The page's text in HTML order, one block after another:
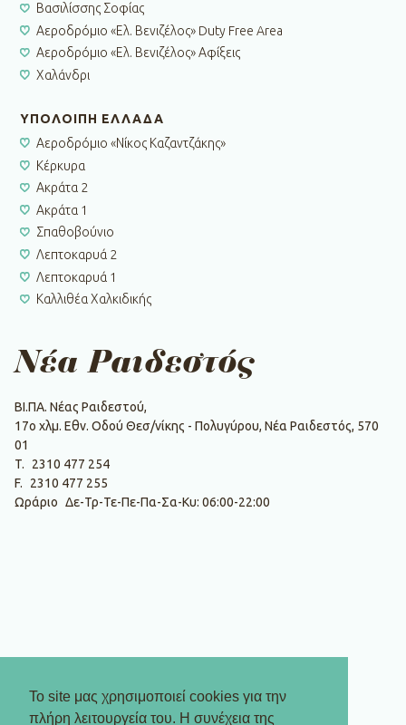
Το site μας χρησιμοποιεί cookies για την
πλήρη λειτουργεία του. Η συνέχεια της
Βασιλίσσης Σοφίας
Αεροδρόμιο «Ελ. Βενιζέλος» Duty Free Area
Αεροδρόμιο «Ελ. Βενιζέλος» Αφίξεις
Χαλάνδρι
ΥΠΟΛΟΙΠΗ ΕΛΛΑΔΑ
Αεροδρόμιο «Νίκος Καζαντζάκης»
Κέρκυρα
Ακράτα 2
Ακράτα 1
Σπαθοβούνιο
Λεπτοκαρυά 2
Λεπτοκαρυά 1
Καλλιθέα Χαλκιδικής
Νέα Ραιδεστός
ΒΙ.ΠΑ. Νέας Ραιδεστού,
17ο χλμ. Εθν. Οδού Θεσ/νίκης - Πολυγύρου, Νέα Ραιδεστός, 570
01
T.
2310 477 254
F.
2310 477 255
Ωράριο Δε-Τρ-Τε-Πε-Πα-Σα-Κυ: 06:00-22:00